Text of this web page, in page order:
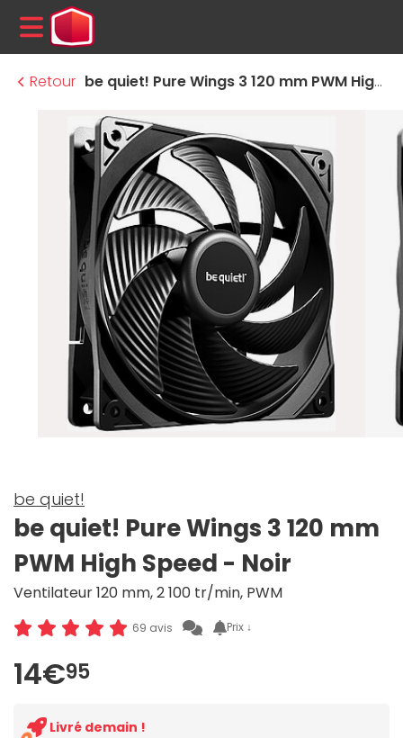
MENU
Retour
be quiet! Pure Wings 3 120 mm PWM High Speed - Noir
be quiet!
be quiet! Pure Wings 3 120 mm
PWM High Speed - Noir
Ventilateur 120 mm, 2 100 tr/min, PWM
69 avis Prix ↓
14€95
Livré demain !